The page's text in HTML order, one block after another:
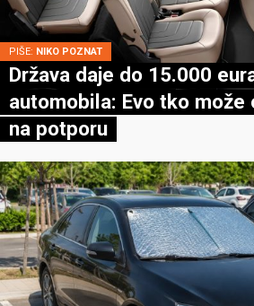
PIŠE: NIKO POZNAT
Država daje do 15.000
automobila: Evo tko
na potporu